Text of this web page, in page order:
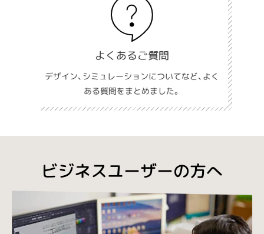
よくあるご質問
デザイン、シミュレーションについてなど、よく
ある質問をまとめました。
ビジネスユーザーの方へ